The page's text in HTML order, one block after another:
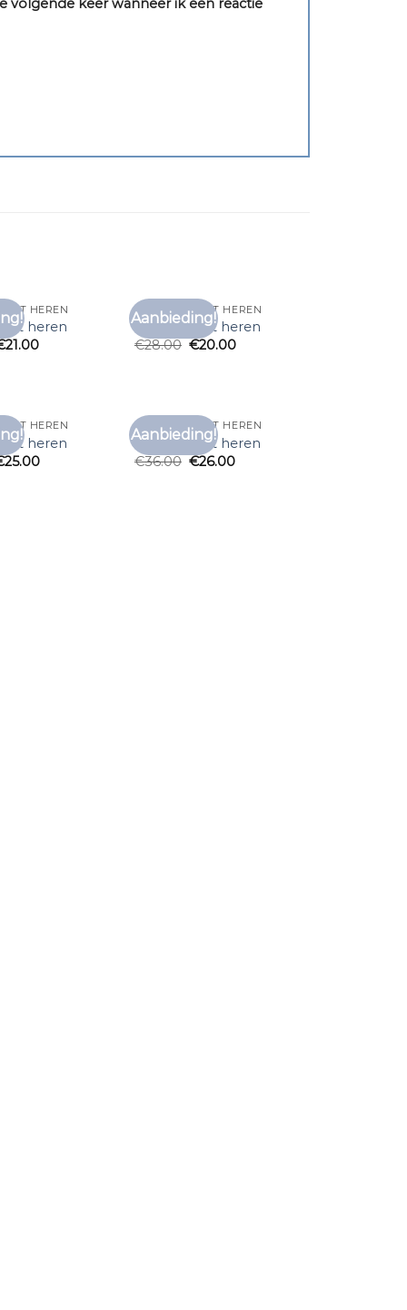
volgende keer wanneer ik een reactie
Toevoegen
aan
HEREN
heren
21.00
Aanbieding!
Toevoegen
aan
ONDER T SHIRT HEREN
onder t shirt heren
€28.00 €20.00
Toevoegen
aan
HEREN
heren
25.00
Aanbieding!
Toevoegen
aan
ONDER T SHIRT HEREN
onder t shirt heren
€36.00 €26.00